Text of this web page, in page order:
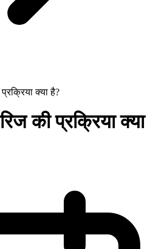
क्या है?
की प्रक्रिया क्या